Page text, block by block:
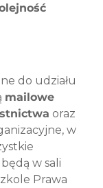
do udziału
mailowe
oraz
w
w sali
Prawa